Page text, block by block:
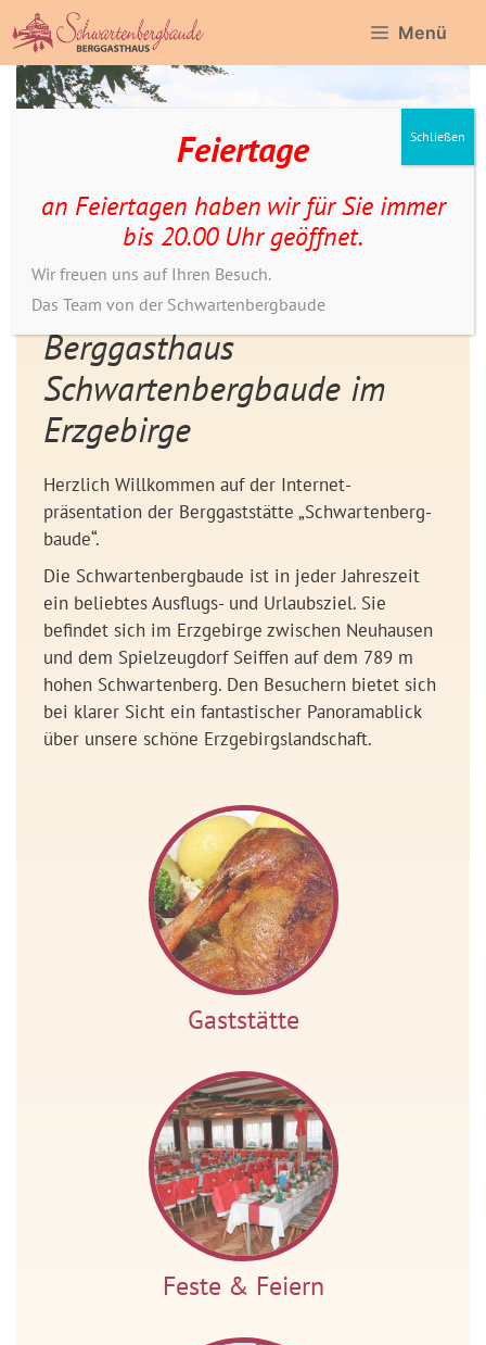
Inhalt
springen
Menü
Berggasthaus
Schwartenbergbaude im
Erzgebirge
Herzlich Willkommen auf der Internet­
präsentation der Berggaststätte „Schwartenberg­
baude“.
Die Schwartenberg­baude ist in jeder Jahreszeit
ein beliebtes Ausflugs- und Urlaubsziel. Sie
befindet sich im Erzgebirge zwischen Neuhausen
und dem Spielzeugdorf Seiffen auf dem 789 m
hohen Schwartenberg. Den Besuchern bietet sich
bei klarer Sicht ein fantastischer Panoramablick
über unsere schöne Erzgebirgslandschaft.
Gaststätte
Feste & Feiern
Feiertage
an Feiertagen haben wir für Sie immer
bis 20.00 Uhr geöffnet.
Wir freuen uns auf Ihren Besuch.
Das Team von der Schwartenbergbaude
Schließen